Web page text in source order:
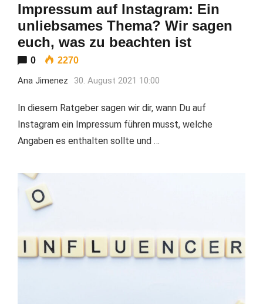
Impressum auf Instagram: Ein
unliebsames Thema? Wir sagen
euch, was zu beachten ist
0 2270
Ana Jimenez 30. August 2021 10:00
In diesem Ratgeber sagen wir dir, wann Du auf
Instagram ein Impressum führen musst, welche
Angaben es enthalten sollte und …